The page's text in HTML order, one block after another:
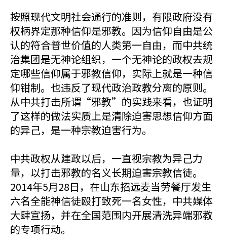
按照现代文明社会通行的准则，有限政府没有
权柄界定那种信仰是邪教。因为信仰自由是公
认的符合普世价值的人类第一自由，而中共统
治集团是无神论组织，一个无神论的政权去规
定哪些信仰属于邪教信仰，实际上就是一种信
仰钳制。也违反了现代政治政教分离的原则。
从中共打击所谓“邪教”的实践来看，也证明
了这样的做法实质上是清除迫害思想信仰方面
的异己，是一种宗教迫害行为。
中共政权从建政以后，一直视宗教为异己力
量，以打击邪教的名义长期迫害宗教信徒。
2014年5月28日，在山东招远麦当劳餐厅发生
六名全能神信徒殴打致死一名女性，中共媒体
大肆宣扬，并在全国范围内开展清洗异端邪教
的专项行动。